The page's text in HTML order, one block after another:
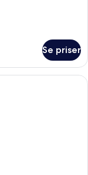
Se priser